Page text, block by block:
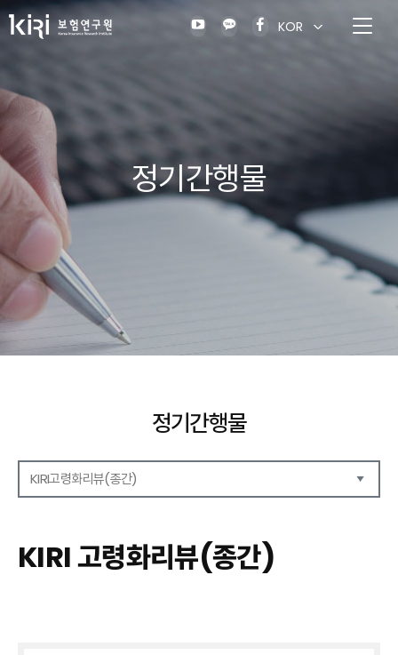
KOR
정기간행물
정기간행물
KIRI고령화리뷰(종간)
보험금융연구
KIRI 리포트
KIRI 고령화리뷰(종간)